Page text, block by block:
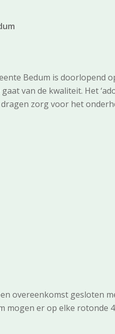
Bedum is doorlopend
van de kwaliteit. Het
zorg voor het
overeenkomst gesloten
er op elke rotonde